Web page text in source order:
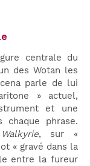
centrale du
des Wotan les
parle de lui
» actuel,
et une
chaque phrase.
, sur «
« gravé dans la
entre la fureur